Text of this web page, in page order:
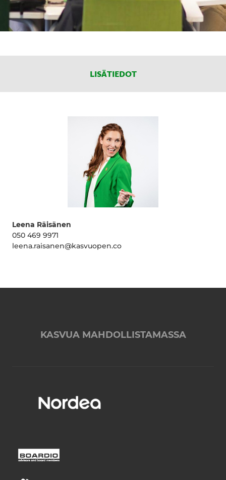
LISÄTIEDOT
Leena Räisänen
050 469 9971
leena.raisanen@kasvuopen.co
KASVUA MAHDOLLISTAMASSA